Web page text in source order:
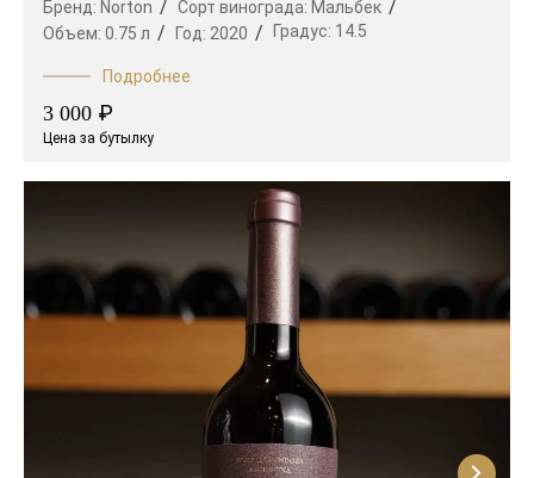
Бренд: Norton Сорт винограда: Мальбек
Объем: 0.75 л Год: 2020 Градус: 14.5
Подробнее
3 000 ₽
Цена за бутылку